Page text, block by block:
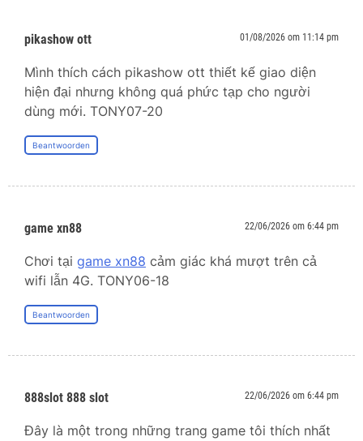
pikashow ott 01/08/2026 om 11:14 pm
Mình thích cách pikashow ott thiết kế giao diện
hiện đại nhưng không quá phức tạp cho người
dùng mới. TONY07-20
Beantwoorden
game xn88 22/06/2026 om 6:44 pm
Chơi tại game xn88 cảm giác khá mượt trên cả
wifi lẫn 4G. TONY06-18
Beantwoorden
888slot 888 slot 22/06/2026 om 6:44 pm
Đây là một trong những trang game tôi thích nhất